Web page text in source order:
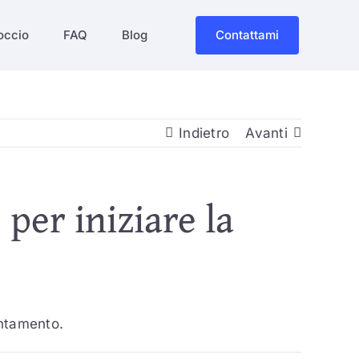
FAQ Blog Contattami
Indietro Avanti
iniziare la